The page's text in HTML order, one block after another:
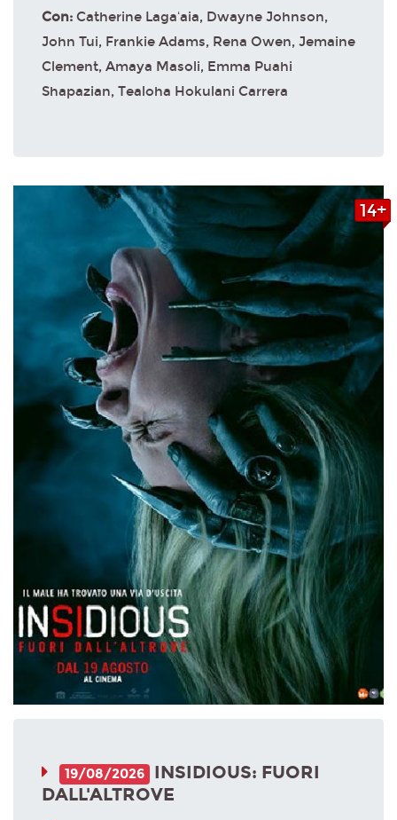
Con: Catherine Lagaʻaia, Dwayne Johnson,
John Tui, Frankie Adams, Rena Owen, Jemaine
Clement, Amaya Masoli, Emma Puahi
Shapazian, Tealoha Hokulani Carrera
14+
19/08/2026
INSIDIOUS: FUORI
DALL'ALTROVE